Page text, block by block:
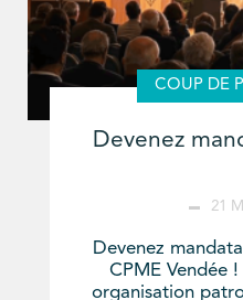
COUP DE
Devenez
21
Devenez
CPME Vendée
organisation